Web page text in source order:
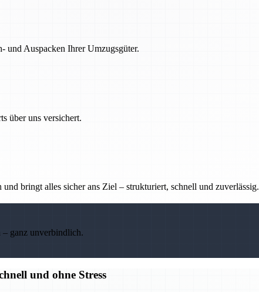
und Auspacken Ihrer Umzugsgüter.
über uns versichert.
bringt alles sicher ans Ziel – strukturiert, schnell und zuverlässig.
– ganz unverbindlich.
und ohne Stress